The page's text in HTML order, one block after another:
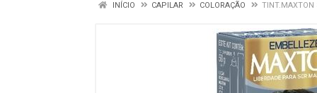
INÍCIO CAPILAR COLORAÇÃO TINT.MAXTON